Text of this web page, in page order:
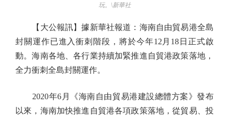
玩。\新華社
【大公報訊】據新華社報道：海南自由貿易港全島
封關運作已進入衝刺階段，將於今年12月18日正式啟
動。海南各地、各行業持續加緊推進自貿港政策落地，
全力衝刺全島封關運作。
2020年6月《海南自由貿易港建設總體方案》發布
以來，海南加快推進自貿港各項政策落地，從貿易、投